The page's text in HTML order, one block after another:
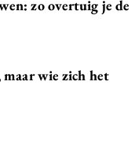
zo overtuig je de
wie zich het